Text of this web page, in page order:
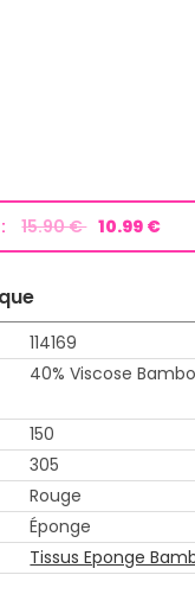
15.90 € 10.99 €
114169
40% Viscose
150
305
Rouge
Éponge
Tissus Eponge